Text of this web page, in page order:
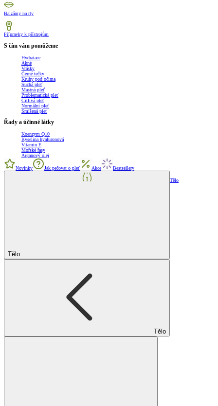
Balzámy na rty
Přípravky k přístrojům
S čím vám pomůžeme
Hydratace
Akné
Vrásky
Černé tečky
Kruhy pod očima
Suchá pleť
Mastná pleť
Problematická pleť
Citlivá pleť
Normální pleť
Smíšená pleť
Řady a účinné látky
Koenzym Q10
Kyselina hyaluronová
Vitamin E
Mořské řasy
Arganový olej
Novinky Jak pečovat o pleť Akce Bestsellery
Tělo
Tělo
Tělo